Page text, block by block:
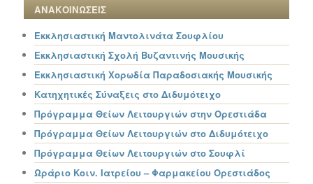
ΑΝΑΚΟΙΝΩΣΕΙΣ
Εκκλησιαστική Μαντολινάτα Σουφλίου
Εκκλησιαστική Σχολή Βυζαντινής Μουσικής
Εκκλησιαστική Χορωδία Παραδοσιακής Μουσικής
Κατηχητικές Σύναξεις στο Διδυμότειχο
Πρόγραμμα Θείων Λειτουργιών στην Ορεστιάδα
Πρόγραμμα Θείων Λειτουργιών στο Διδυμότειχο
Πρόγραμμα Θείων Λειτουργιών στο Σουφλί
Ωράριο Κοιν. Ιατρείου – Φαρμακείου Ορεστιάδος